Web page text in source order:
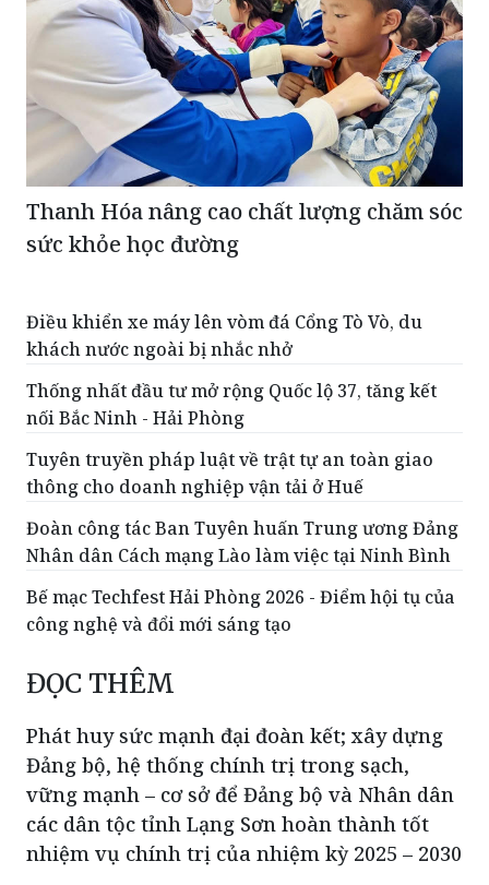
Thanh Hóa nâng cao chất lượng chăm sóc
sức khỏe học đường
Điều khiển xe máy lên vòm đá Cổng Tò Vò, du
khách nước ngoài bị nhắc nhở
Thống nhất đầu tư mở rộng Quốc lộ 37, tăng kết
nối Bắc Ninh - Hải Phòng
Tuyên truyền pháp luật về trật tự an toàn giao
thông cho doanh nghiệp vận tải ở Huế
Đoàn công tác Ban Tuyên huấn Trung ương Đảng
Nhân dân Cách mạng Lào làm việc tại Ninh Bình
Bế mạc Techfest Hải Phòng 2026 - Điểm hội tụ của
công nghệ và đổi mới sáng tạo
ĐỌC THÊM
Phát huy sức mạnh đại đoàn kết; xây dựng
Đảng bộ, hệ thống chính trị trong sạch,
vững mạnh – cơ sở để Đảng bộ và Nhân dân
các dân tộc tỉnh Lạng Sơn hoàn thành tốt
nhiệm vụ chính trị của nhiệm kỳ 2025 – 2030